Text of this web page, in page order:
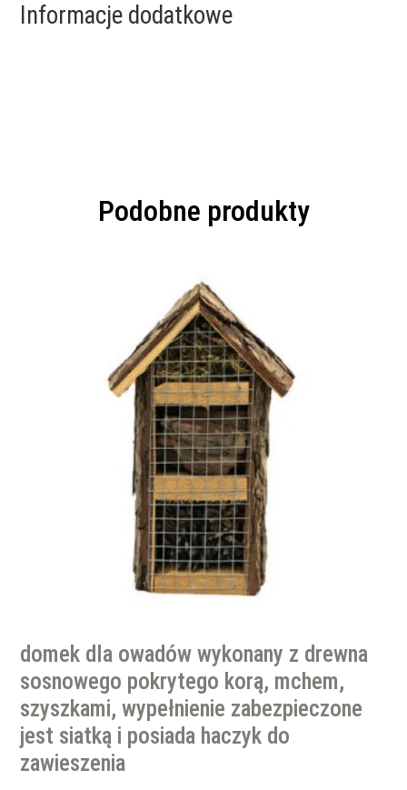
Informacje dodatkowe
Podobne produkty
domek dla owadów wykonany z drewna
sosnowego pokrytego korą, mchem,
szyszkami, wypełnienie zabezpieczone
jest siatką i posiada haczyk do
zawieszenia